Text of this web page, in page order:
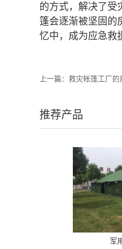
的方式，解决了受
篷会逐渐被坚固的
忆中，成为应急救
上一篇： 救灾帐篷工厂的
推荐产品
军